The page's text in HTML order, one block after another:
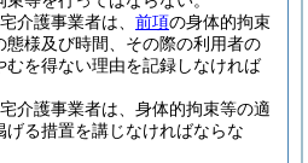
介護事業者は、 前項の身体的拘束
様及び時間、その際の利用者の
を得ない理由を記録しなければ
介護事業者は、身体的拘束等の適
る措置を講じなければならな